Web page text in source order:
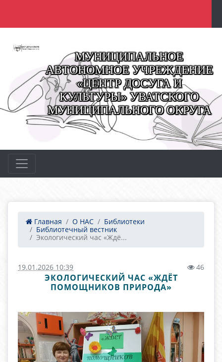
МУНИЦИПАЛЬНОЕ
АВТОНОМНОЕ УЧРЕЖДЕНИЕ
«ЦЕНТР ДОСУГА И
КУЛЬТУРЫ» УВАТСКОГО
МУНИЦИПАЛЬНОГО ОКРУГА
Главная О НАС
Библиотеки
Библиотечный вестник
Экологический час «Ждё...
19.01.2026 10:39 46
ЭКОЛОГИЧЕСКИЙ ЧАС «ЖДЁТ
ПОМОЩНИКОВ ПРИРОДА»